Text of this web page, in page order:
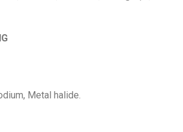
Metal halide.